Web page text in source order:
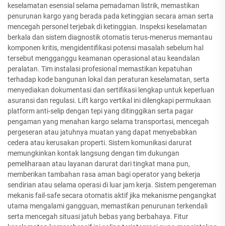
keselamatan esensial selama pemadaman listrik, memastikan
penurunan kargo yang berada pada ketinggian secara aman serta
mencegah personel terjebak di ketinggian. Inspeksi keselamatan
berkala dan sistem diagnostik otomatis terus-menerus memantau
komponen kritis, mengidentifikasi potensi masalah sebelum hal
tersebut mengganggu keamanan operasional atau keandalan
peralatan. Tim instalasi profesional memastikan kepatuhan
terhadap kode bangunan lokal dan peraturan keselamatan, serta
menyediakan dokumentasi dan sertifikasi lengkap untuk keperluan
asuransi dan regulasi. Lift kargo vertikal ini dilengkapi permukaan
platform anti-selip dengan tepi yang ditinggikan serta pagar
pengaman yang menahan kargo selama transportasi, mencegah
pergeseran atau jatuhnya muatan yang dapat menyebabkan
cedera atau kerusakan properti. Sistem komunikasi darurat
memungkinkan kontak langsung dengan tim dukungan
pemeliharaan atau layanan darurat dari tingkat mana pun,
memberikan tambahan rasa aman bagi operator yang bekerja
sendirian atau selama operasi di luar jam kerja. Sistem pengereman
mekanis fail-safe secara otomatis aktif jika mekanisme pengangkat
utama mengalami gangguan, memastikan penurunan terkendali
serta mencegah situasi jatuh bebas yang berbahaya. Fitur